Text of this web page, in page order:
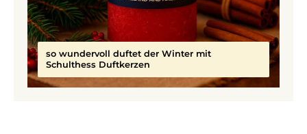
so wundervoll duftet der Winter mit
Schulthess Duftkerzen